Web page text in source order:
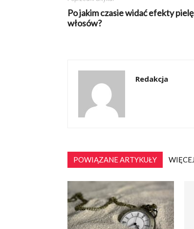
Po jakim czasie widać efekty
włosów?
Redakcja
POWIĄZANE ARTYKUŁY